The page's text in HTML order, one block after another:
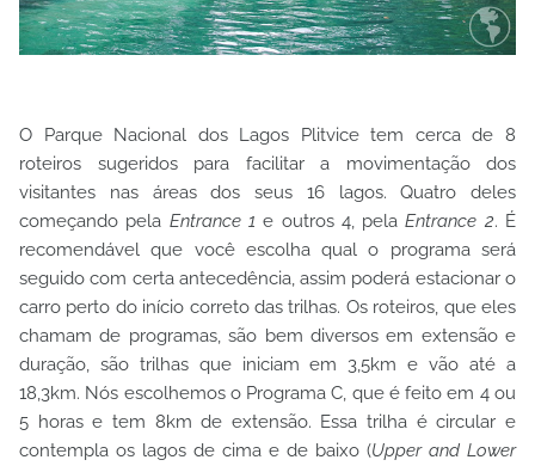
O Parque Nacional dos Lagos Plitvice tem cerca de 8
roteiros sugeridos para facilitar a movimentação dos
visitantes nas áreas dos seus 16 lagos. Quatro deles
começando pela Entrance 1 e outros 4, pelaEntrance 2. É
recomendável que você escolha qual o programa será
seguido com certa antecedência, assim poderá estacionar o
carro perto do início correto das trilhas. Os roteiros, que eles
chamam de programas, são bem diversos em extensão e
duração, são trilhas que iniciam em 3,5km e vão até a
18,3km. Nós escolhemos o Programa C, que é feito em 4 ou
5 horas e tem 8km de extensão. Essa trilha é circular e
contempla os lagos de cima e de baixo (Upper and Lower